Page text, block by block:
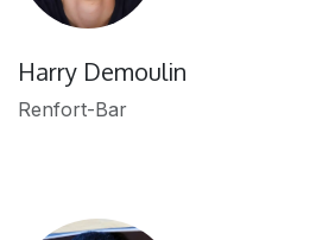
Harry Demoulin
Renfort-Bar